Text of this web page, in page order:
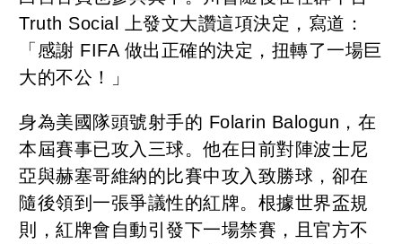
Truth Social 上發文大讚這項決定，寫道：
「感謝 FIFA 做出正確的決定，扭轉了一場巨
大的不公！」
身為美國隊頭號射手的 Folarin Balogun，在
本屆賽事已攻入三球。他在日前對陣波士尼
亞與赫塞哥維納的比賽中攻入致勝球，卻在
隨後領到一張爭議性的紅牌。根據世界盃規
則，紅牌會自動引發下一場禁賽，且官方不